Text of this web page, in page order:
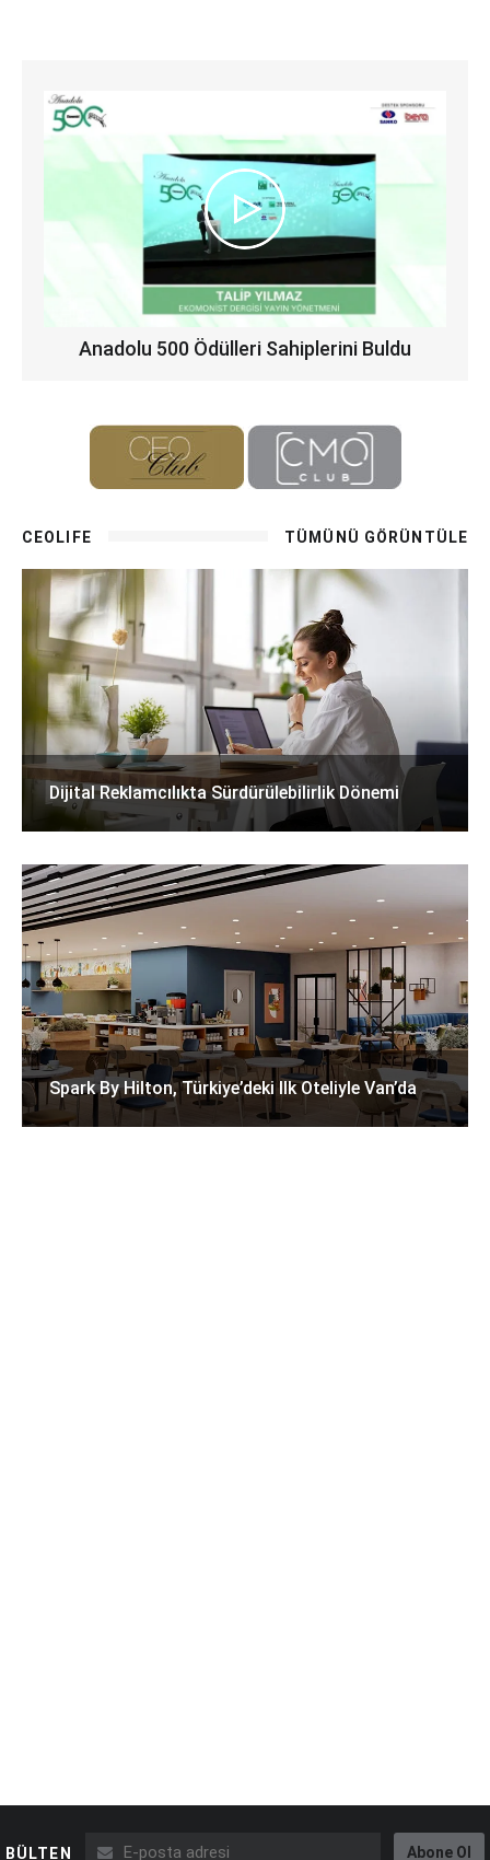
Anadolu 500 Ödülleri Sahiplerini Buldu
CEOLIFE TÜMÜNÜ GÖRÜNTÜLE
Dijital Reklamcılıkta Sürdürülebilirlik Dönemi
Spark By Hilton, Türkiye’deki Ilk Oteliyle Van’da
BÜLTEN Abone Ol